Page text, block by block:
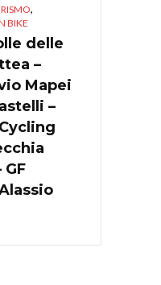
,
BIKE
delle
–
Mapei
–
GF